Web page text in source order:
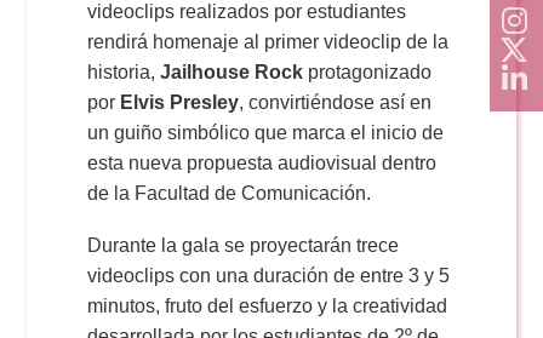
videoclips realizados por estudiantes
rendirá homenaje al primer videoclip de la
historia,Jailhouse Rock protagonizado
por Elvis Presley, convirtiéndose así en
un guiño simbólico que marca el inicio de
esta nueva propuesta audiovisual dentro
de la Facultad de Comunicación.
Durante la gala se proyectarán trece
videoclips con una duración de entre 3 y 5
minutos, fruto del esfuerzo y la creatividad